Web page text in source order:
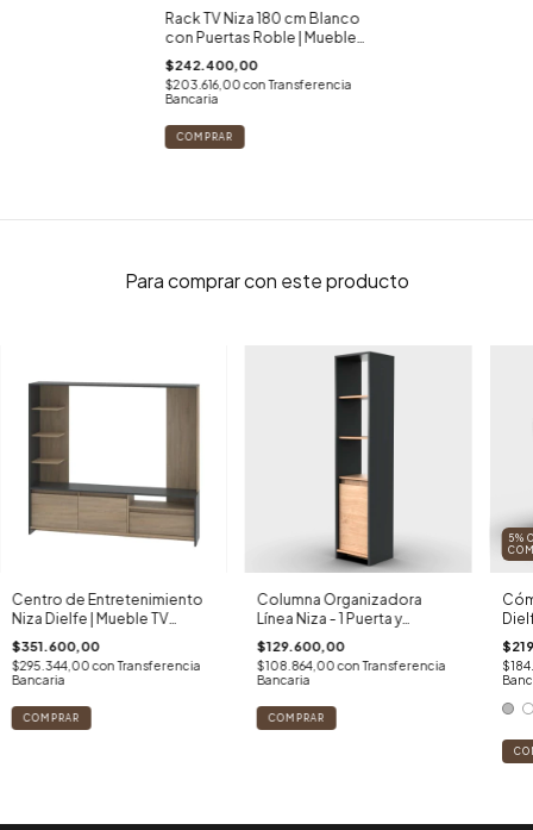
Rack TV Niza 180 cm Blanco
con Puertas Roble | Mueble
Moderno para TV Grande
$242.400,00
$203.616,00con Transferencia
Bancaria
Para comprar con este producto
Centro de Entretenimiento
Niza Dielfe | Mueble TV
Moderno Gris/Roble
$351.600,00
$295.344,00con Transferencia
Bancaria
Columna Organizadora
Línea Niza - 1 Puerta y
Estantes | Diseño Vertical
$129.600,00
$108.864,00con Transferencia
Bancaria
5%